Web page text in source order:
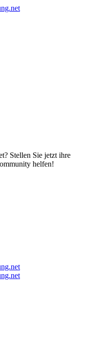
Stellen Sie jetzt ihre
helfen!